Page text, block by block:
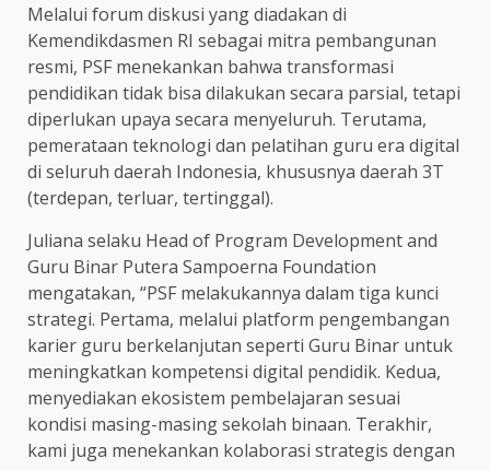
Melalui forum diskusi yang diadakan di
Kemendikdasmen RI sebagai mitra pembangunan
resmi, PSF menekankan bahwa transformasi
pendidikan tidak bisa dilakukan secara parsial, tetapi
diperlukan upaya secara menyeluruh. Terutama,
pemerataan teknologi dan pelatihan guru era digital
di seluruh daerah Indonesia, khususnya daerah 3T
(terdepan, terluar, tertinggal).
Juliana selaku Head of Program Development and
Guru Binar Putera Sampoerna Foundation
mengatakan, “PSF melakukannya dalam tiga kunci
strategi. Pertama, melalui platform pengembangan
karier guru berkelanjutan seperti Guru Binar untuk
meningkatkan kompetensi digital pendidik. Kedua,
menyediakan ekosistem pembelajaran sesuai
kondisi masing-masing sekolah binaan. Terakhir,
kami juga menekankan kolaborasi strategis dengan